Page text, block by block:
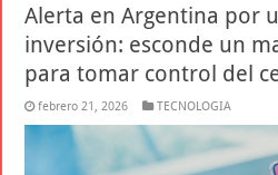
Alerta en Argentina por
inversión: esconde un
para tomar control del
febrero 21, 2026 TECNOLOGIA